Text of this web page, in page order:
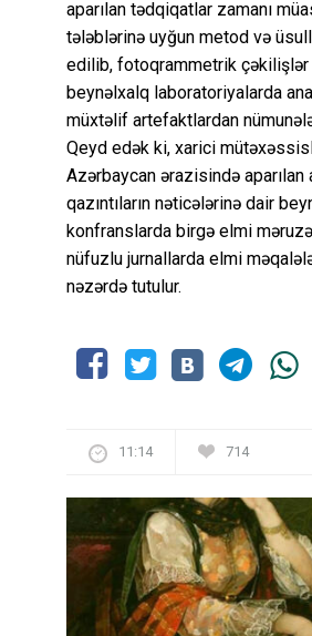
aparılan tədqiqatlar zamanı
tələblərinə uyğun metod və
edilib, fotoqrammetrik çəkilişlər
beynəlxalq laboratoriyalarda
müxtəlif artefaktlardan
Qeyd edək ki, xarici
Azərbaycan ərazisində aparılan
qazıntıların nəticələrinə dair
konfranslarda birgə elmi
nüfuzlu jurnallarda elmi
nəzərdə tutulur.
11:14 714